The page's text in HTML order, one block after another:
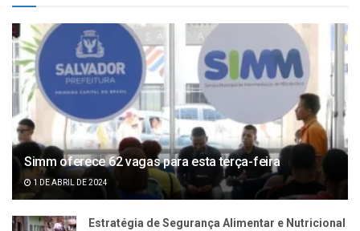
Simm oferece 62 vagas para esta terça-feira
1 DE ABRIL DE 2024
Estratégia de Segurança Alimentar e Nutricional